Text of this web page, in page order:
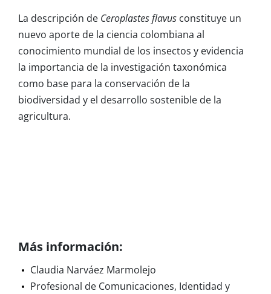
La descripción de Ceroplastes flavus constituye un
nuevo aporte de la ciencia colombiana al
conocimiento mundial de los insectos y evidencia
la importancia de la investigación taxonómica
como base para la conservación de la
biodiversidad y el desarrollo sostenible de la
agricultura.
Más información:
Claudia Narváez Marmolejo
Profesional de Comunicaciones, Identidad y